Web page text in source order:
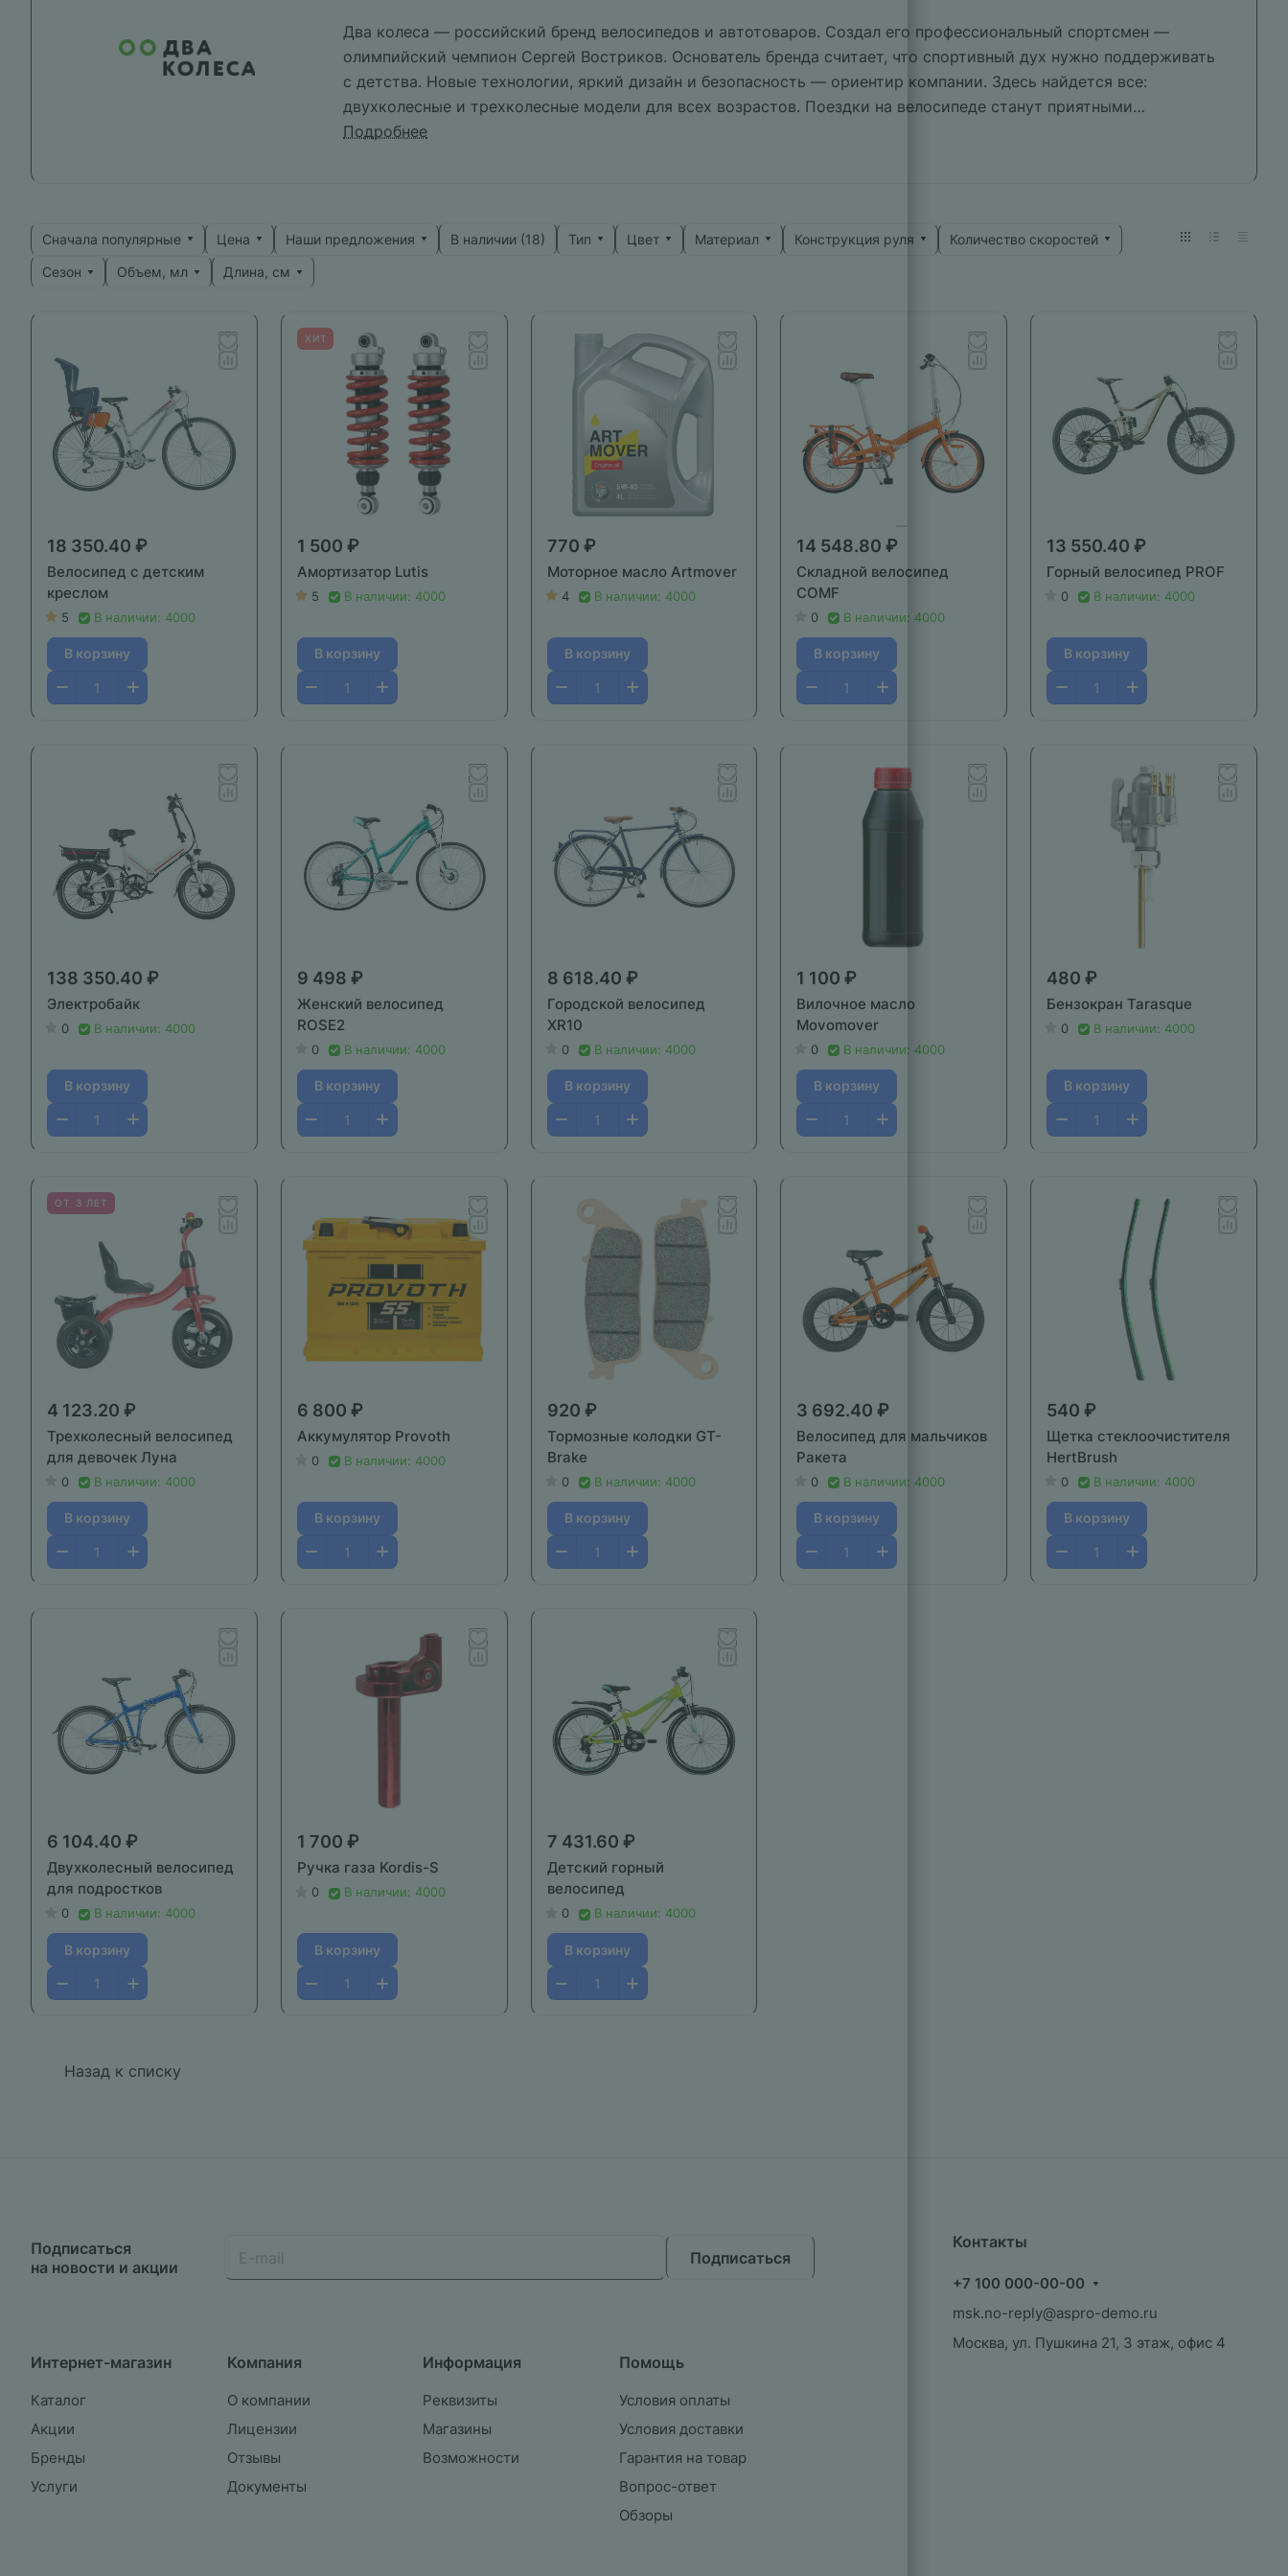
Два колеса — российский бренд велосипедов и автотоваров. Создал его профессиональный спортсмен —
олимпийский чемпион Сергей Востриков. Основатель бренда считает, что спортивный дух нужно поддерживать
с детства. Новые технологии, яркий дизайн и безопасность — ориентир компании. Здесь найдется все:
двухколесные и трехколесные модели для всех возрастов. Поездки на велосипеде станут приятными
воспоминаниями и незабываемыми эмоциями.
Подробнее
Сначала популярные Цена Наши предложения В наличии (18) Тип Цвет Материал Конструкция руля Количество скоростей
Сезон Объем, мл Длина, см
18 350.40 ₽
Велосипед с детским
креслом
5 В наличии: 4000
В корзину
ХИТ
1 500 ₽
Амортизатор Lutis
5 В наличии: 4000
В корзину
770 ₽
Моторное масло Artmover
4 В наличии: 4000
В корзину
14 548.80 ₽
Складной велосипед
COMF
0 В наличии: 4000
В корзину
13 550.40 ₽
Горный велосипед PROF
0 В наличии: 4000
В корзину
138 350.40 ₽
Электробайк
0 В наличии: 4000
В корзину
9 498 ₽
Женский велосипед
ROSE2
0 В наличии: 4000
В корзину
8 618.40 ₽
Городской велосипед
XR10
0 В наличии: 4000
В корзину
1 100 ₽
Вилочное масло
Movomover
0 В наличии: 4000
В корзину
480 ₽
Бензокран Tarasque
0 В наличии: 4000
В корзину
ОТ 3 ЛЕТ
4 123.20 ₽
Трехколесный велосипед
для девочек Луна
0 В наличии: 4000
В корзину
6 800 ₽
Аккумулятор Provoth
0 В наличии: 4000
В корзину
920 ₽
Тормозные колодки GT-
Brake
0 В наличии: 4000
В корзину
3 692.40 ₽
Велосипед для мальчиков
Ракета
0 В наличии: 4000
В корзину
540 ₽
Щетка стеклоочистителя
HertBrush
0 В наличии: 4000
В корзину
6 104.40 ₽
Двухколесный велосипед
для подростков
0 В наличии: 4000
В корзину
1 700 ₽
Ручка газа Kordis-S
0 В наличии: 4000
В корзину
7 431.60 ₽
Детский горный
велосипед
0 В наличии: 4000
В корзину
Назад к списку
Подписаться
на новости и акции
Подписаться
Интернет-магазин
Каталог
Акции
Бренды
Услуги
Компания
О компании
Лицензии
Отзывы
Документы
Информация
Реквизиты
Магазины
Возможности
Помощь
Условия оплаты
Условия доставки
Гарантия на товар
Вопрос-ответ
Обзоры
Контакты
+7 100 000-00-00
msk.no-reply@aspro-demo.ru
Москва, ул. Пушкина 21, 3 этаж, офис 4